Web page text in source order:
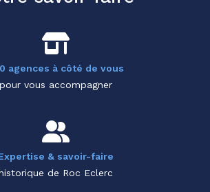
agences à côté de vous
pour vous accompagner
& savoir-faire
de Roc Eclerc